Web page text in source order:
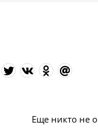
Еще никто не